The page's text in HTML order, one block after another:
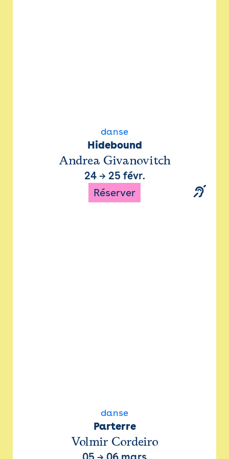
danse
Hidebound
Andrea Givanovitch
24→ 25 févr.
Réserver
danse
Parterre
Volmir Cordeiro